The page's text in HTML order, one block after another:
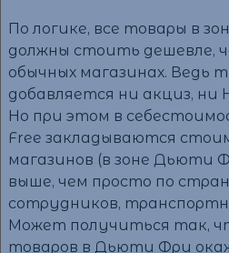
По логике, все товары в
должны стоить дешевле,
обычных магазинах. Ведь
добавляется ни акциз, ни
Но при этом в
Free закладываются
магазинов (в зоне Дьюти
выше, чем просто по
сотрудников,
Может получиться так,
товаров в Дьюти Фри